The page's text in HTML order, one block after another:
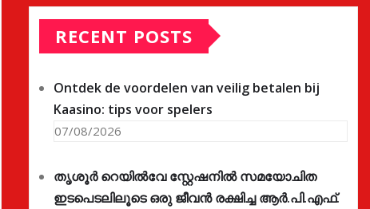
RECENT POSTS
Ontdek de voordelen van veilig betalen bij
Kaasino: tips voor spelers
07/08/2026
തൃശൂർ റെയിൽവേ സ്റ്റേഷനിൽ സമയോചിത
ഇടപെടലിലൂടെ ഒരു ജീവൻ രക്ഷിച്ച ആർ.പി.എഫ്.